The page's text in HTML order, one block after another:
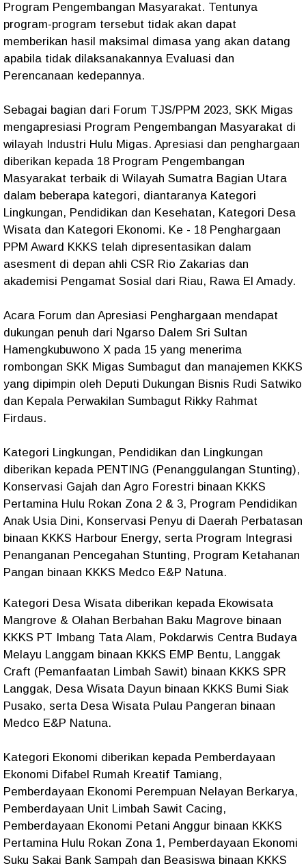
Program Pengembangan Masyarakat. Tentunya
program-program tersebut tidak akan dapat
memberikan hasil maksimal dimasa yang akan datang
apabila tidak dilaksanakannya Evaluasi dan
Perencanaan kedepannya.
Sebagai bagian dari Forum TJS/PPM 2023, SKK Migas
mengapresiasi Program Pengembangan Masyarakat di
wilayah Industri Hulu Migas. Apresiasi dan penghargaan
diberikan kepada 18 Program Pengembangan
Masyarakat terbaik di Wilayah Sumatra Bagian Utara
dalam beberapa kategori, diantaranya Kategori
Lingkungan, Pendidikan dan Kesehatan, Kategori Desa
Wisata dan Kategori Ekonomi. Ke - 18 Penghargaan
PPM Award KKKS telah dipresentasikan dalam
asesment di depan ahli CSR Rio Zakarias dan
akademisi Pengamat Sosial dari Riau, Rawa El Amady.
Acara Forum dan Apresiasi Penghargaan mendapat
dukungan penuh dari Ngarso Dalem Sri Sultan
Hamengkubuwono X pada 15 yang menerima
rombongan SKK Migas Sumbagut dan manajemen KKKS
yang dipimpin oleh Deputi Dukungan Bisnis Rudi Satwiko
dan Kepala Perwakilan Sumbagut Rikky Rahmat
Firdaus.
Kategori Lingkungan, Pendidikan dan Lingkungan
diberikan kepada PENTING (Penanggulangan Stunting),
Konservasi Gajah dan Agro Forestri binaan KKKS
Pertamina Hulu Rokan Zona 2 & 3, Program Pendidikan
Anak Usia Dini, Konservasi Penyu di Daerah Perbatasan
binaan KKKS Harbour Energy, serta Program Integrasi
Penanganan Pencegahan Stunting, Program Ketahanan
Pangan binaan KKKS Medco E&P Natuna.
Kategori Desa Wisata diberikan kepada Ekowisata
Mangrove & Olahan Berbahan Baku Magrove binaan
KKKS PT Imbang Tata Alam, Pokdarwis Centra Budaya
Melayu Langgam binaan KKKS EMP Bentu, Langgak
Craft (Pemanfaatan Limbah Sawit) binaan KKKS SPR
Langgak, Desa Wisata Dayun binaan KKKS Bumi Siak
Pusako, serta Desa Wisata Pulau Pangeran binaan
Medco E&P Natuna.
Kategori Ekonomi diberikan kepada Pemberdayaan
Ekonomi Difabel Rumah Kreatif Tamiang,
Pemberdayaan Ekonomi Perempuan Nelayan Berkarya,
Pemberdayaan Unit Limbah Sawit Cacing,
Pemberdayaan Ekonomi Petani Anggur binaan KKKS
Pertamina Hulu Rokan Zona 1, Pemberdayaan Ekonomi
Suku Sakai Bank Sampah dan Beasiswa binaan KKKS